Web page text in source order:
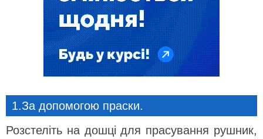
1.За допомогою праски.
Розстеліть на дошці для прасування рушник,